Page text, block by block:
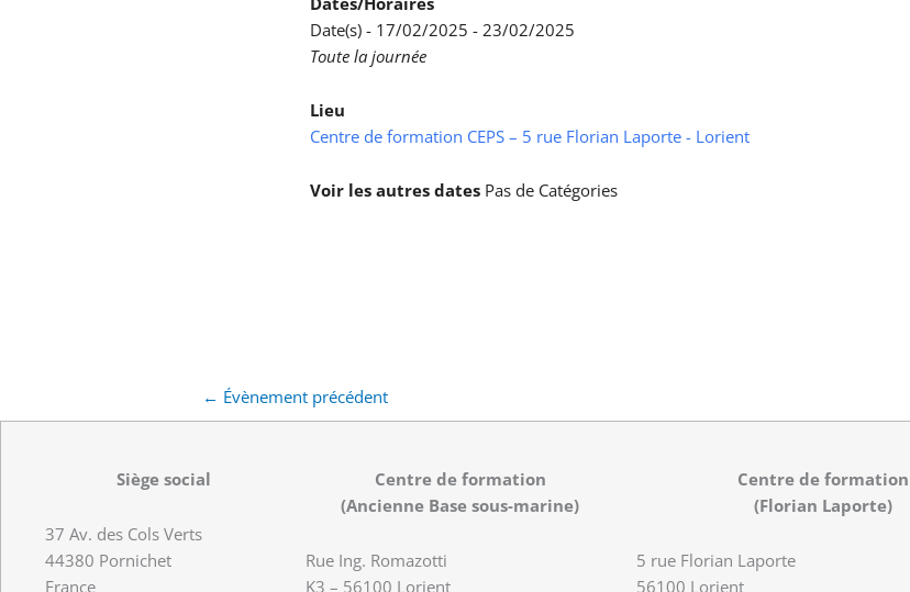
Date(s) - 17/02/2025 - 23/02/2025
Toute la journée
Lieu
Centre de formation CEPS – 5 rue Florian Laporte - Lorient
Voir les autres dates Pas de Catégories
← Évènement précédent
Siège social
37 Av. des Cols Verts
44380 Pornichet
France
Centre de formation
(Ancienne Base sous-marine)
Rue Ing. Romazotti
K3 – 56100 Lorient
Centre de formation
(Florian Laporte)
5 rue Florian Laporte
56100 Lorient